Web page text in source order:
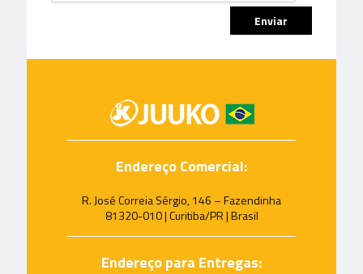
Endereço Comercial:
R. José Correia Sérgio, 146 – Fazendinha
81320-010 | Curitiba/PR | Brasil
Endereço para Entregas: